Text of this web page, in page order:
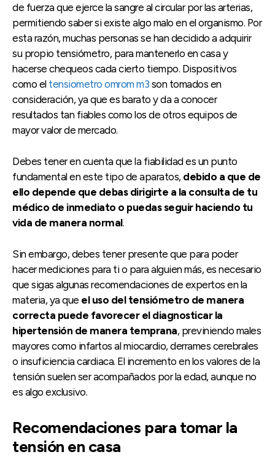
de fuerza que ejerce la sangre al circular por las arterias,
permitiendo saber si existe algo malo en el organismo. Por
esta razón, muchas personas se han decidido a adquirir
su propio tensiómetro, para mantenerlo en casa y
hacerse chequeos cada cierto tiempo. Dispositivos
como eltensiometro omrom m3 son tomados en
consideración, ya que es barato y da a conocer
resultados tan fiables como los de otros equipos de
mayor valor de mercado.
Debes tener en cuenta que la fiabilidad es un punto
fundamental en este tipo de aparatos, debido a que de
ello depende que debas dirigirte a la consulta de tu
médico de inmediato o puedas seguir haciendo tu
vida de manera normal.
Sin embargo, debes tener presente que para poder
hacer mediciones para ti o para alguien más, es necesario
que sigas algunas recomendaciones de expertos en la
materia, ya que el uso del tensiómetro de manera
correcta puede favorecer el diagnosticar la
hipertensión de manera temprana, previniendo males
mayores como infartos al miocardio, derrames cerebrales
o insuficiencia cardiaca. El incremento en los valores de la
tensión suelen ser acompañados por la edad, aunque no
es algo exclusivo.
Recomendaciones para tomar la
tensión en casa